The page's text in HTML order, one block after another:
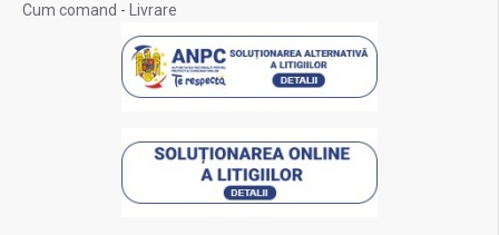
Cum comand - Livrare